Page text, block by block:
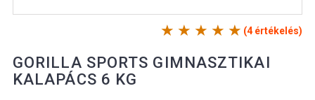
(4 értékelés)
GORILLA SPORTS GIMNASZTIKAI
KALAPÁCS 6 KG